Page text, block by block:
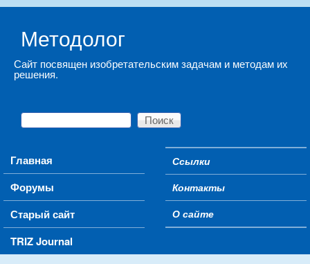
Методолог
Сайт посвящен изобретательским задачам и методам их
решения.
Форма поиска
Поиск
Main menu
Главная
Форумы
Старый сайт
TRIZ Journal
Secondary menu
Ссылки
Контакты
О сайте